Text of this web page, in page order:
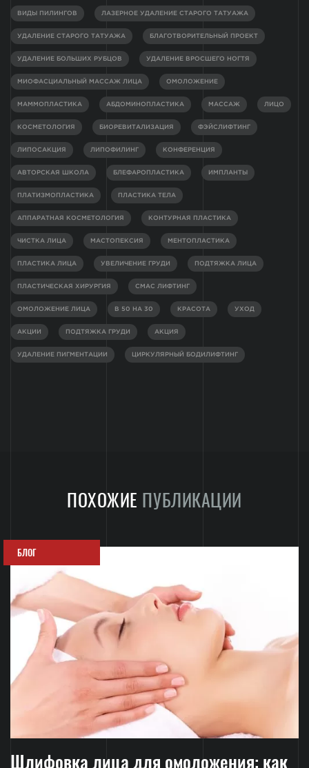
ВИДЫ ПИЛИНГОВ ЛАЗЕРНОЕ УДАЛЕНИЕ СТАРОГО ТАТУАЖА
УДАЛЕНИЕ СТАРОГО ТАТУАЖА БЛАГОТВОРИТЕЛЬНЫЙ ПРОЕКТ
УДАЛЕНИЕ БОЛЬШИХ РУБЦОВ УДАЛЕНИЕ ВРОСШЕГО НОГТЯ
МИОФАСЦИАЛЬНЫЙ МАССАЖ ЛИЦА ОМОЛОЖЕНИЕ
МАММОПЛАСТИКА АБДОМИНОПЛАСТИКА МАССАЖ ЛИЦО
КОСМЕТОЛОГИЯ БИОРЕВИТАЛИЗАЦИЯ ФЭЙСЛИФТИНГ
ЛИПОСАКЦИЯ ЛИПОФИЛИНГ КОНФЕРЕНЦИЯ
АВТОРСКАЯ ШКОЛА БЛЕФАРОПЛАСТИКА ИМПЛАНТЫ
ПЛАТИЗМОПЛАСТИКА ПЛАСТИКА ТЕЛА
АППАРАТНАЯ КОСМЕТОЛОГИЯ КОНТУРНАЯ ПЛАСТИКА
ЧИСТКА ЛИЦА МАСТОПЕКСИЯ МЕНТОПЛАСТИКА
ПЛАСТИКА ЛИЦА УВЕЛИЧЕНИЕ ГРУДИ ПОДТЯЖКА ЛИЦА
ПЛАСТИЧЕСКАЯ ХИРУРГИЯ СМАС ЛИФТИНГ
ОМОЛОЖЕНИЕ ЛИЦА В 50 НА 30 КРАСОТА УХОД
АКЦИИ ПОДТЯЖКА ГРУДИ АКЦИЯ
УДАЛЕНИЕ ПИГМЕНТАЦИИ ЦИРКУЛЯРНЫЙ БОДИЛИФТИНГ
ПОХОЖИЕ ПУБЛИКАЦИИ
БЛОГ
Шлифовка лица для омоложения: как